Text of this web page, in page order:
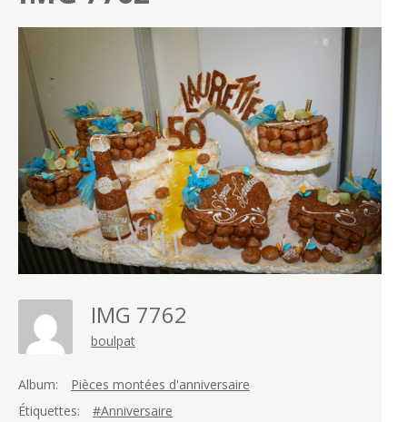
IMG 7762
boulpat
Album:
Pièces montées d'anniversaire
Étiquettes:
#Anniversaire